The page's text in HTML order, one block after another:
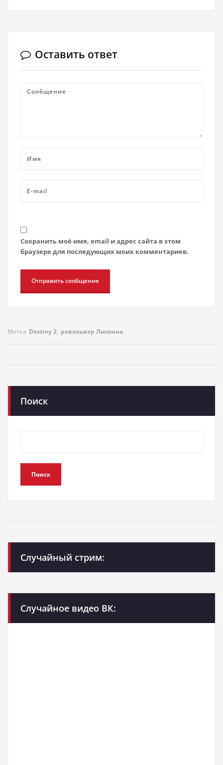
Оставить ответ
Сохранить моё имя, email и адрес сайта в этом
браузере для последующих моих комментариев.
Метка Destiny 2, револьвер Люмина
Поиск
Поиск
Случайный стрим:
Случайное видео ВК: